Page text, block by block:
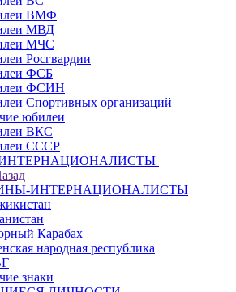
ВМФ
МВД
МЧС
Росгвардии
ФСБ
ФСИН
Спортивных организаций
юбилеи
ВКС
СССР
ИНТЕРНАЦИОНАЛИСТЫ
Карабах
народная республика
знаки